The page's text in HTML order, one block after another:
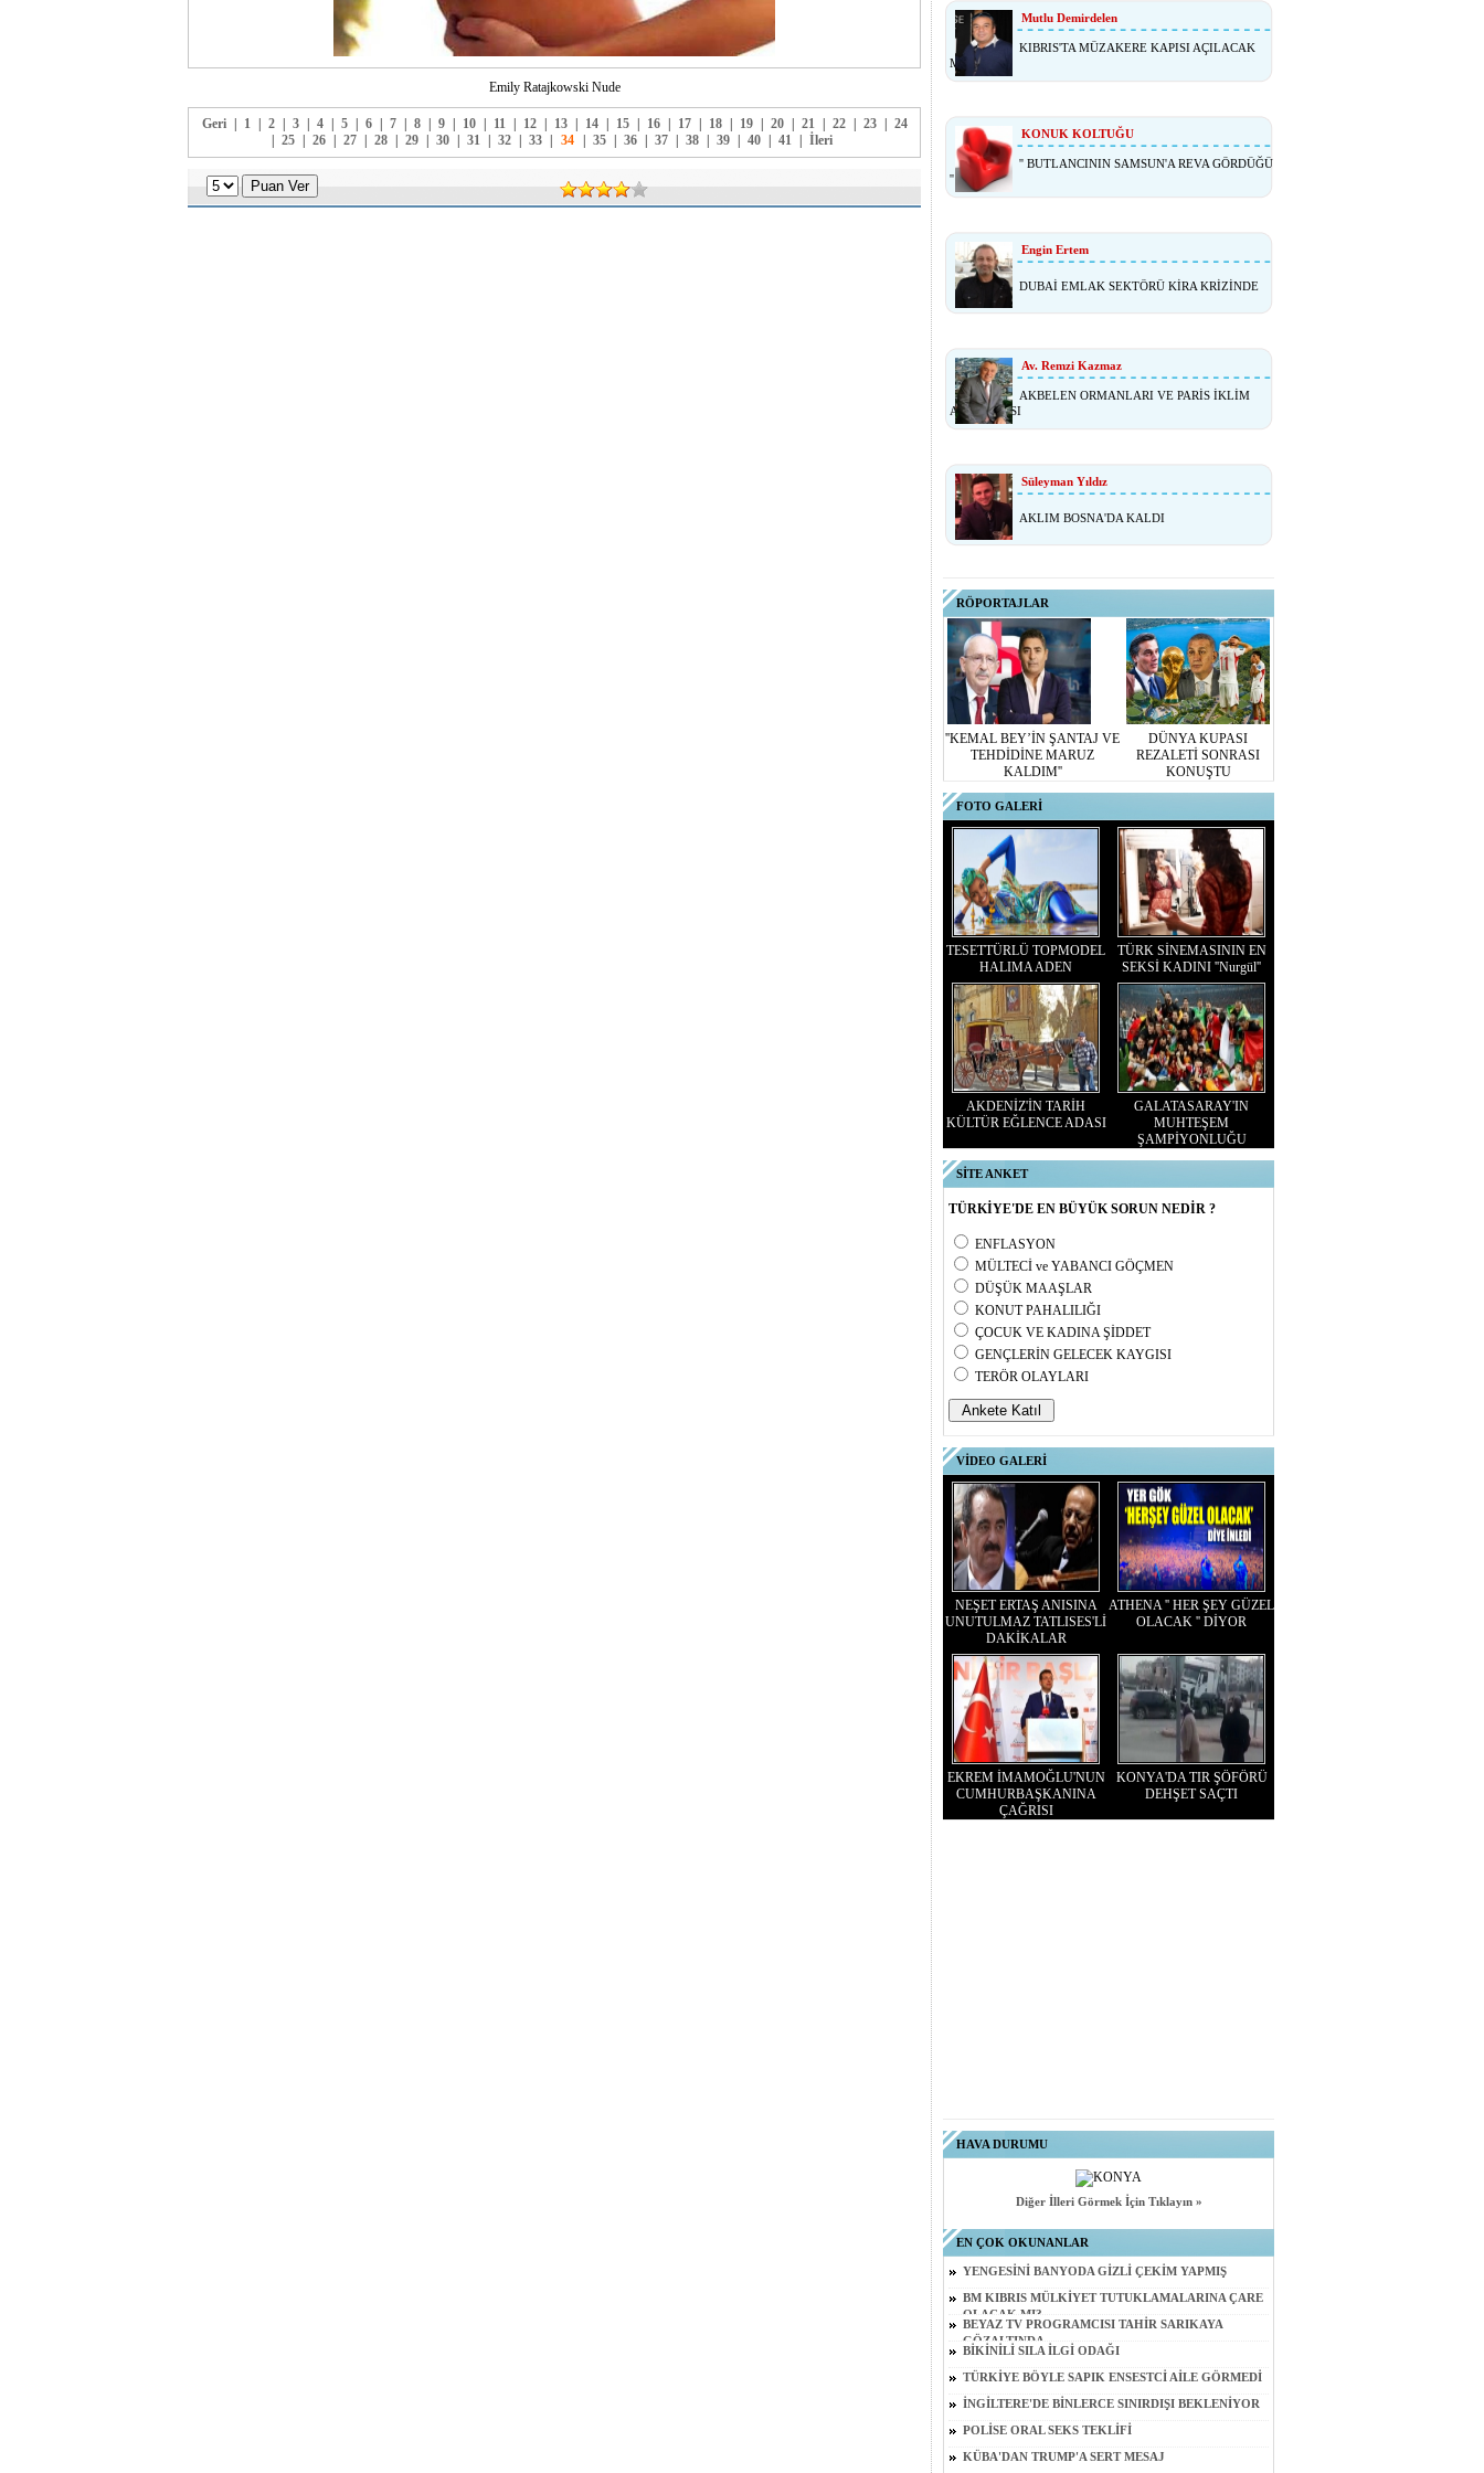
Emily Ratajkowski Nude
Geri 1 2 3 4 5 6 7 8 9 10 11 12 13 14 15 16 17 18 19 20 21 22 23
24
25 26 27 28 29 30 31 32 33 34 35 36 37 38 39 40 41 İleri
Mutlu Demirdelen
KIBRIS'TA MÜZAKERE KAPISI AÇILACAK
MI?
KONUK KOLTUĞU
'' BUTLANCININ SAMSUN'A REVA GÖRDÜĞÜ
''
Engin Ertem
DUBAİ EMLAK SEKTÖRÜ KİRA KRİZİNDE
Av. Remzi Kazmaz
AKBELEN ORMANLARI VE PARİS İKLİM
ANLAŞMASI
Süleyman Yıldız
AKLIM BOSNA'DA KALDI
RÖPORTAJLAR
''KEMAL BEY’İN ŞANTAJ VE
TEHDİDİNE MARUZ
KALDIM''
DÜNYA KUPASI
REZALETİ SONRASI
KONUŞTU
FOTO GALERİ
TESETTÜRLÜ TOPMODEL
HALIMA ADEN
TÜRK SİNEMASININ EN
SEKSİ KADINI ''Nurgül''
AKDENİZ'İN TARİH
KÜLTÜR EĞLENCE ADASI
GALATASARAY'IN
MUHTEŞEM
ŞAMPİYONLUĞU
SİTE ANKET
TÜRKİYE'DE EN BÜYÜK SORUN NEDİR ?
ENFLASYON
MÜLTECİ ve YABANCI GÖÇMEN
DÜŞÜK MAAŞLAR
KONUT PAHALILIĞI
ÇOCUK VE KADINA ŞİDDET
GENÇLERİN GELECEK KAYGISI
TERÖR OLAYLARI
VİDEO GALERİ
NEŞET ERTAŞ ANISINA
UNUTULMAZ TATLISES'Lİ
DAKİKALAR
ATHENA '' HER ŞEY GÜZEL
OLACAK '' DİYOR
EKREM İMAMOĞLU'NUN
CUMHURBAŞKANINA
ÇAĞRISI
KONYA'DA TIR ŞÖFÖRÜ
DEHŞET SAÇTI
HAVA DURUMU
Diğer İlleri Görmek İçin Tıklayın »
EN ÇOK OKUNANLAR
YENGESİNİ BANYODA GİZLİ ÇEKİM YAPMIŞ
BM KIBRIS MÜLKİYET TUTUKLAMALARINA ÇARE
OLACAK MI?
BEYAZ TV PROGRAMCISI TAHİR SARIKAYA
GÖZALTINDA
BİKİNİLİ SILA İLGİ ODAĞI
TÜRKİYE BÖYLE SAPIK ENSESTCİ AİLE GÖRMEDİ
İNGİLTERE'DE BİNLERCE SINIRDIŞI BEKLENİYOR
POLİSE ORAL SEKS TEKLİFİ
KÜBA'DAN TRUMP'A SERT MESAJ